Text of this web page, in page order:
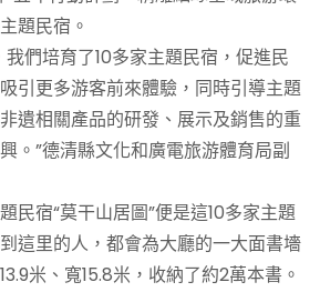
題民宿。
們培育了10多家主題民宿，促進民
引更多游客前來體驗，同時引導主題
遺相關產品的研發、展示及銷售的重
。”德清縣文化和廣電旅游體育局副
宿“莫干山居圖”便是這10多家主題
這里的人，都會為大廳的一大面書墻
米、寬15.8米，收納了約2萬本書。